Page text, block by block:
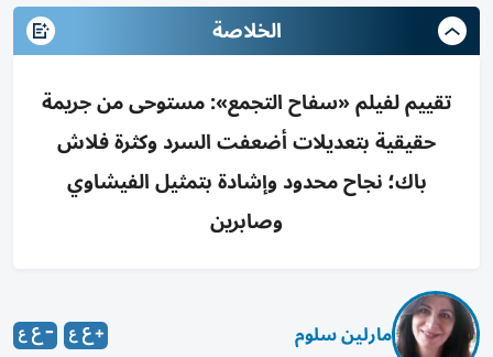
الخلاصة
تقييم لفيلم «سفاح التجمع»: مستوحى من جريمة
حقيقية بتعديلات أضعفت السرد وكثرة فلاش
باك؛ نجاح محدود وإشادة بتمثيل الفيشاوي
وصابرين
مارلين سلوم